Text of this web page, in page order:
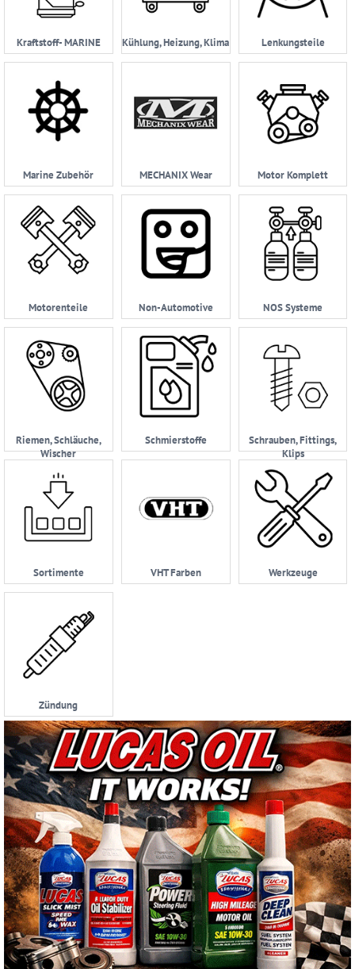
Kraftstoff- MARINE Kühlung, Heizung, Klima Lenkungsteile
Marine Zubehör MECHANIX Wear Motor Komplett
Motorenteile Non-Automotive NOS Systeme
Riemen, Schläuche,
Wischer
Schmierstoffe
Schrauben, Fittings,
Klips
Sortimente VHT Farben Werkzeuge
Zündung